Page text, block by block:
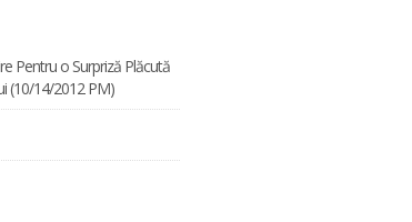
Pentru o Surpriză Plăcută
(10/14/2012 PM)